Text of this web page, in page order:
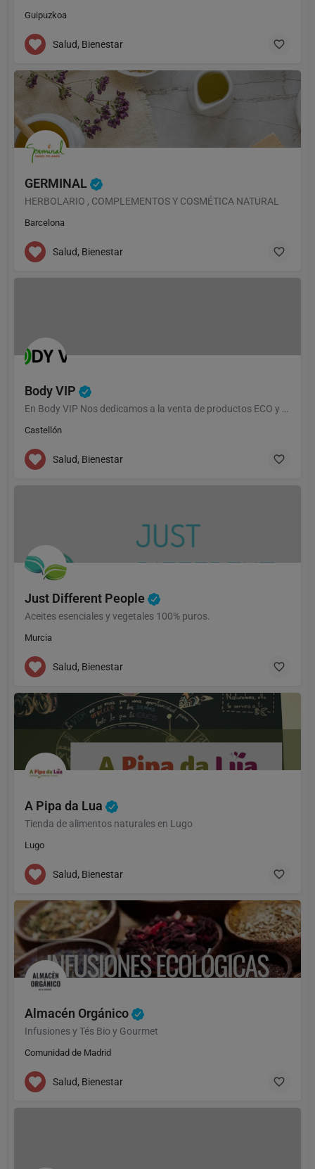
Guipuzkoa
Salud, Bienestar
GERMINAL
HERBOLARIO , COMPLEMENTOS Y COSMÉTICA NATURAL
Barcelona
Salud, Bienestar
Body VIP
En Body VIP Nos dedicamos a la venta de productos ECO y BIO
Castellón
Salud, Bienestar
Just Different People
Aceites esenciales y vegetales 100% puros.
Murcia
Salud, Bienestar
A Pipa da Lua
Tienda de alimentos naturales en Lugo
Lugo
Salud, Bienestar
Almacén Orgánico
Infusiones y Tés Bio y Gourmet
Comunidad de Madrid
Salud, Bienestar